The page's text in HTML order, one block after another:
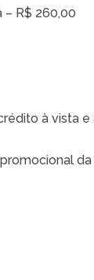
– R$ 260,00
à vista